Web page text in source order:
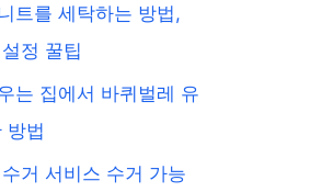
트를 세탁하는 방법,
정 꿀팁
는 집에서 바퀴벌레 유
방법
거 서비스 수거 가능